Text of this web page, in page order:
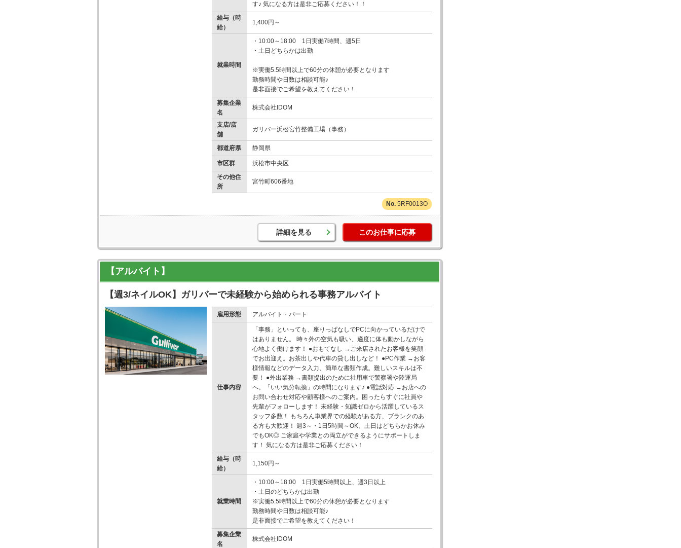
す♪ 気になる方は是非ご応募ください！！
給与（時
給）
1,400円～
就業時間
・10:00～18:00 1日実働7時間、週5日
・土日どちらかは出勤
※実働5.5時間以上で60分の休憩が必要となります
勤務時間や日数は相談可能♪
是非面接でご希望を教えてください！
募集企業
名
株式会社IDOM
支店/店
舗
ガリバー浜松宮竹整備工場（事務）
都道府県 静岡県
市区群
浜松市中央区
その他住
所
宮竹町606番地
5RF0013O
詳細を見る このお仕事に応募
【アルバイト】
【週3/ネイルOK】ガリバーで未経験から始められる事務アルバイト
雇用形態 アルバイト・パート
仕事内容
「事務」といっても、座りっぱなしでPCに向かっているだけで
はありません。 時々外の空気も吸い、適度に体も動かしながら
心地よく働けます！ ●おもてなし →ご来店されたお客様を笑顔
でお出迎え。お茶出しや代車の貸し出しなど！ ●PC作業 →お客
様情報などのデータ入力、簡単な書類作成。難しいスキルは不
要！ ●外出業務 →書類提出のために社用車で警察署や陸運局
へ。「いい気分転換」の時間になります♪ ●電話対応 →お店への
お問い合わせ対応や顧客様へのご案内。困ったらすぐに社員や
先輩がフォローします！ 未経験・知識ゼロから活躍しているス
タッフ多数！ もちろん車業界での経験がある方、ブランクのあ
る方も大歓迎！ 週3～・1日5時間～OK、土日はどちらかお休み
でもOK◎ ご家庭や学業との両立ができるようにサポートしま
す！ 気になる方は是非ご応募ください！
給与（時
給）
1,150円～
就業時間
・10:00～18:00 1日実働5時間以上、週3日以上
・土日のどちらかは出勤
※実働5.5時間以上で60分の休憩が必要となります
勤務時間や日数は相談可能♪
是非面接でご希望を教えてください！
募集企業
名
株式会社IDOM